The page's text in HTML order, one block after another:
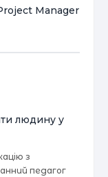
Manager
людину у
з
педагог